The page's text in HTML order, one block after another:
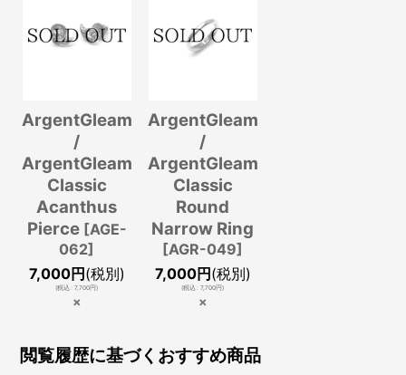
ArgentGleam
/
ArgentGleam
Classic
Acanthus
Pierce [AGE-
062]
7,000円 (税別)
(税込: 7,700円)
×
ArgentGleam
/
ArgentGleam
Classic
Round
Narrow Ring
[AGR-049]
7,000円 (税別)
(税込: 7,700円)
×
閲覧履歴に基づくおすすめ商品